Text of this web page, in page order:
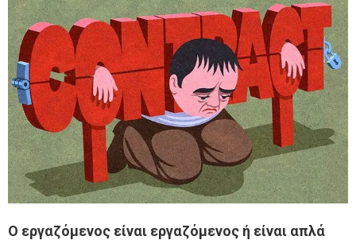
Ο εργαζόμενος είναι εργαζόμενος ή είναι απλά